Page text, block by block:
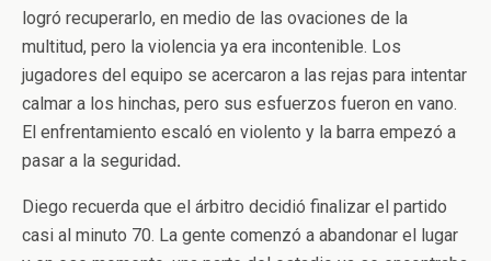
logró recuperarlo, en medio de las ovaciones de la
multitud, pero la violencia ya era incontenible. Los
jugadores del equipo se acercaron a las rejas para intentar
calmar a los hinchas, pero sus esfuerzos fueron en vano.
El enfrentamiento escaló en violento y la barra empezó a
pasar a la seguridad.
Diego recuerda que el árbitro decidió finalizar el partido
casi al minuto 70. La gente comenzó a abandonar el lugar